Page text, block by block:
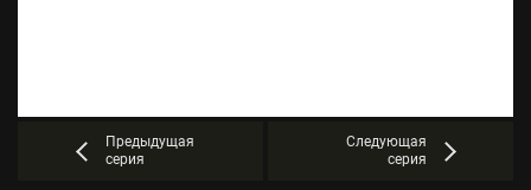
Предыдущая
серия
Следующая
серия